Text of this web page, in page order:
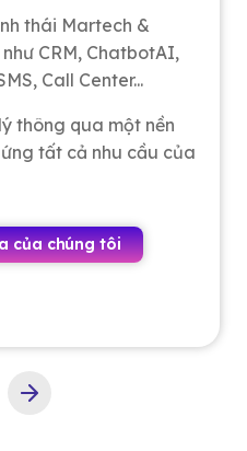
thái Martech &
CRM, ChatbotAI,
Call Center...
thông qua một nền
tất cả nhu cầu của
của chúng tôi